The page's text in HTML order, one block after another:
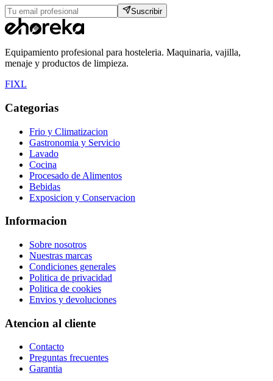
Suscribir
Equipamiento profesional para hosteleria. Maquinaria, vajilla,
menaje y productos de limpieza.
FIXL
Categorias
Frio y Climatizacion
Gastronomia y Servicio
Lavado
Cocina
Procesado de Alimentos
Bebidas
Exposicion y Conservacion
Informacion
Sobre nosotros
Nuestras marcas
Condiciones generales
Politica de privacidad
Politica de cookies
Envios y devoluciones
Atencion al cliente
Contacto
Preguntas frecuentes
Garantia